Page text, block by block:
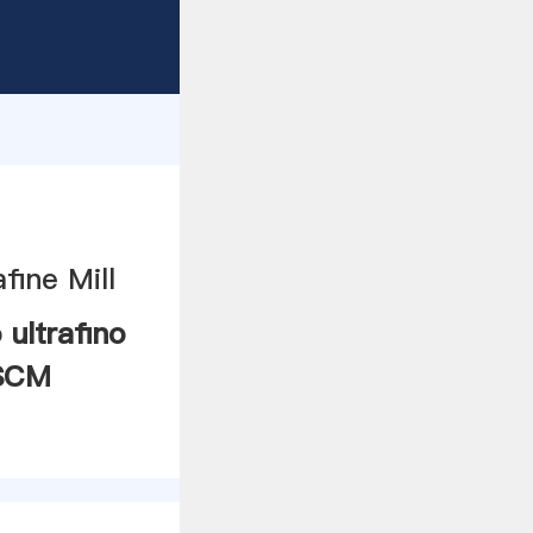
ultrafino